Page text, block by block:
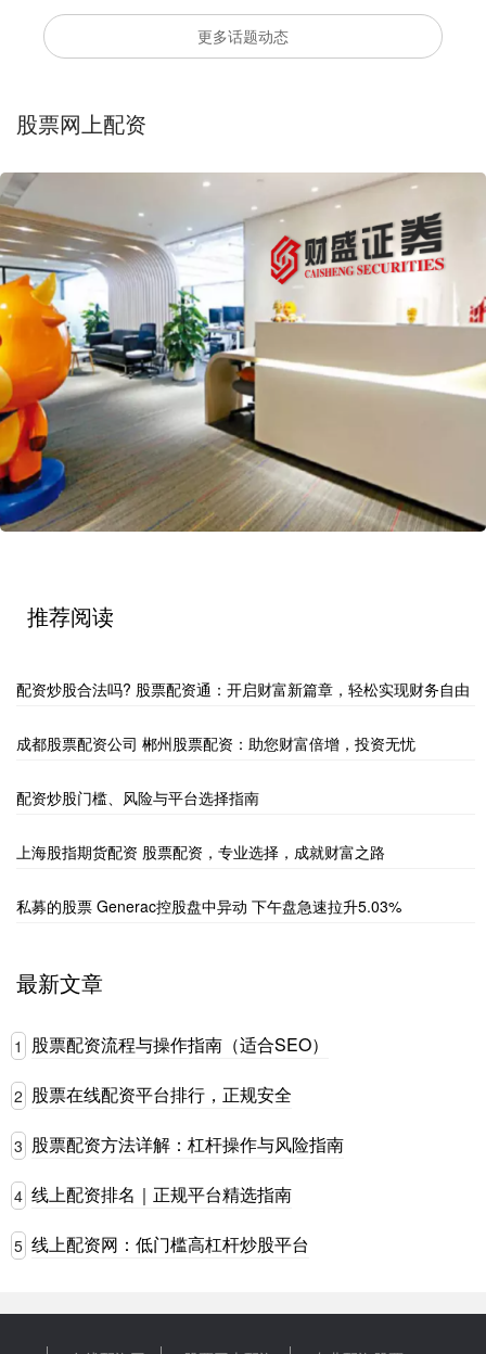
更多话题动态
股票网上配资
推荐阅读
配资炒股合法吗? 股票配资通：开启财富新篇章，轻松实现财务自由
成都股票配资公司 郴州股票配资：助您财富倍增，投资无忧
配资炒股门槛、风险与平台选择指南
上海股指期货配资 股票配资，专业选择，成就财富之路
私募的股票 Generac控股盘中异动 下午盘急速拉升5.03%
最新文章
1 股票配资流程与操作指南（适合SEO）
2 股票在线配资平台排行，正规安全
3 股票配资方法详解：杠杆操作与风险指南
4 线上配资排名｜正规平台精选指南
5 线上配资网：低门槛高杠杆炒股平台